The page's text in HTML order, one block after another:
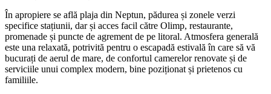
În apropiere se află plaja din Neptun, pădurea și zonele verzi
specifice stațiunii, dar și acces facil către Olimp, restaurante,
promenade și puncte de agrement de pe litoral. Atmosfera generală
este una relaxată, potrivită pentru o escapadă estivală în care să vă
bucurați de aerul de mare, de confortul camerelor renovate și de
serviciile unui complex modern, bine poziționat și prietenos cu
familiile.